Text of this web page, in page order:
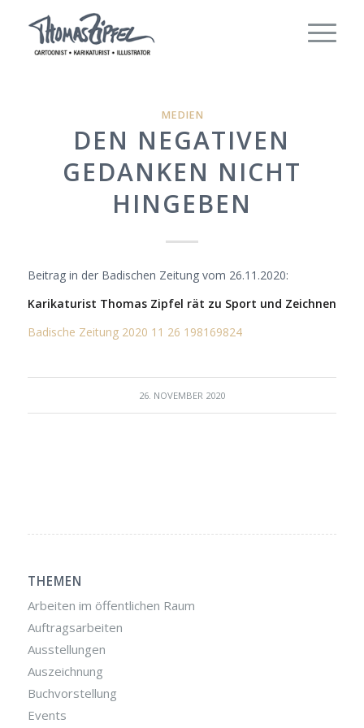
MEDIEN
DEN NEGATIVEN
GEDANKEN NICHT
HINGEBEN
Beitrag in der Badischen Zeitung vom 26.11.2020:
Karikaturist Thomas Zipfel rät zu Sport und Zeichnen
Badische Zeitung 2020 11 26 198169824
26. NOVEMBER 2020
THEMEN
Arbeiten im öffentlichen Raum
Auftragsarbeiten
Ausstellungen
Auszeichnung
Buchvorstellung
Events